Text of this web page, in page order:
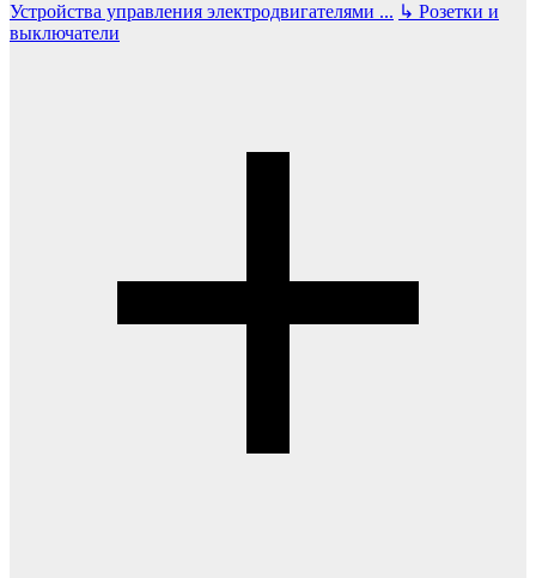
Устройства управления электродвигателями ... ↳ Розетки и
выключатели